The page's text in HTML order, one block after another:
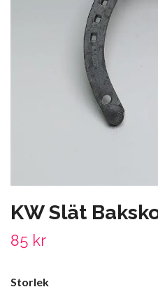
KW Slät
85 kr
Storlek